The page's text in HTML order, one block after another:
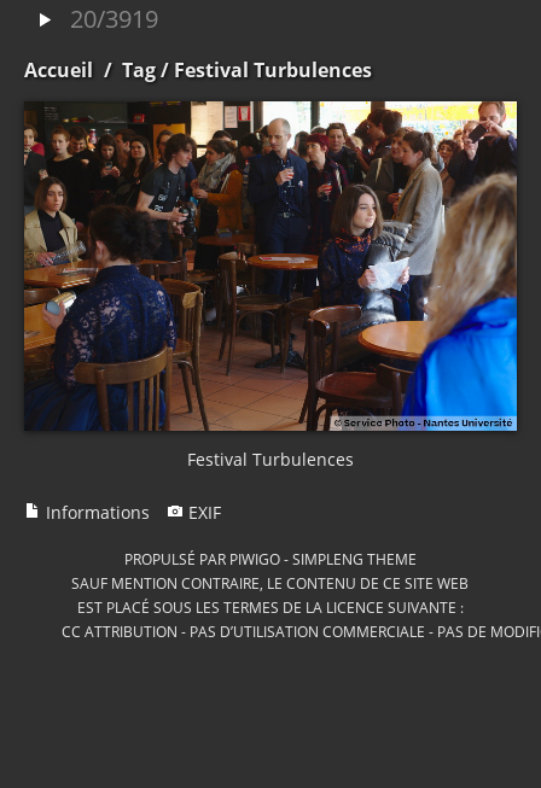
20/3919
Accueil / Tag/ Festival Turbulences
Festival Turbulences
Informations EXIF
PROPULSÉ PAR PIWIGO-SIMPLENG THEME
SAUF MENTION CONTRAIRE, LE CONTENU DE CE SITE WEB
EST PLACÉ SOUS LES TERMES DE LA LICENCE SUIVANTE :
CC ATTRIBUTION - PAS D’UTILISATION COMMERCIALE - PAS DE